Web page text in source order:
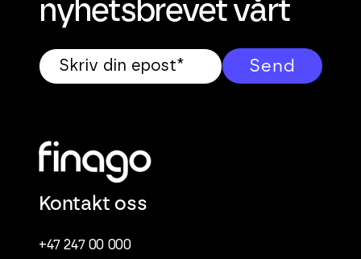
nyhetsbrevet vårt
Kontakt oss
+47 247 00 000